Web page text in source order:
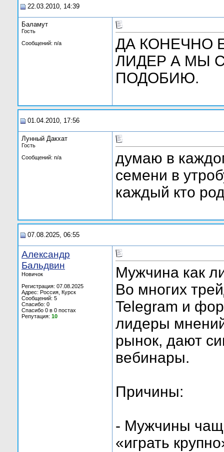
22.03.2010, 14:39
Баламут
Гость
Сообщений: n/a
ДА КОНЕЧНО
ЛИДЕР А МЫ
ПОДОБИЮ.
01.04.2010, 17:56
Лунный Дакхат
Гость
Сообщений: n/a
думаю в
семени в
каждый кто
07.08.2025, 06:55
Александр
Бальдвин
Новичок
Регистрация: 07.08.2025
Адрес: Россия, Курск
Сообщений: 5
Спасибо: 0
Спасибо 0 в 0 постах
Репутация: 10
Мужчина как
Во многих
Telegram и
лидеры
рынок, дают
вебинары.
Причины:
- Мужчины
«играть